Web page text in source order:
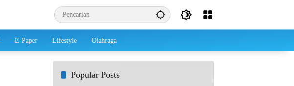
E-Paper Lifestyle Olahraga
Popular PostsDari Belasan Produk UMKM, Hanya